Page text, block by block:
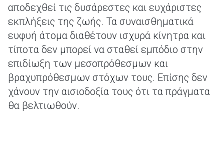
αποδεχθεί τις δυσάρεστες και ευχάριστες
εκπλήξεις της ζωής. Τα συναισθηματικά
ευφυή άτομα διαθέτουν ισχυρά κίνητρα και
τίποτα δεν μπορεί να σταθεί εμπόδιο στην
επιδίωξη των μεσοπρόθεσμων και
βραχυπρόθεσμων στόχων τους. Επίσης δεν
χάνουν την αισιοδοξία τους ότι τα πράγματα
θα βελτιωθούν.